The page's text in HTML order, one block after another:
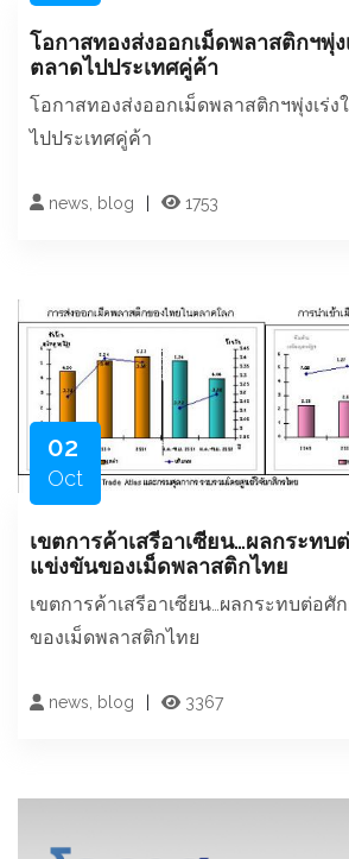
โอกาสทองส่งออกเม็ดพลาสติกฯพุ่ง
ตลาดไปประเทศคู่ค้า
โอกาสทองส่งออกเม็ดพลาสติกฯพุ่งเร่ง
ไปประเทศคู่ค้า
news, blog 1753
02
Oct
เขตการค้าเสรีอาเซียน…ผลกระท
แข่งขันของเม็ดพลาสติกไทย
เขตการค้าเสรีอาเซียน…ผลกระทบต่อ
ของเม็ดพลาสติกไทย
news, blog 3367